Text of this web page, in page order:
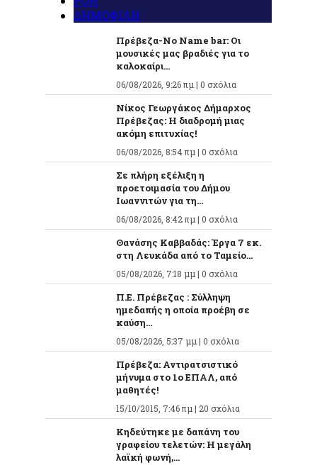
ΔΗΜΟΦΙΛΗ
Πρέβεζα-No Name bar: Οι
μουσικές μας βραδιές για το
καλοκαίρι...
06/08/2026, 9:26 πμ | 0 σχόλια
Νίκος Γεωργάκος Δήμαρχος
Πρέβεζας: Η διαδρομή μιας
ακόμη επιτυχίας!
06/08/2026, 8:54 πμ | 0 σχόλια
Σε πλήρη εξέλιξη η
προετοιμασία του Δήμου
Ιωαννιτών για τη...
06/08/2026, 8:42 πμ | 0 σχόλια
Θανάσης Καββαδάς: Έργα 7 εκ.
στη Λευκάδα από το Ταμείο...
05/08/2026, 7:18 μμ | 0 σχόλια
Π.Ε. Πρέβεζας : Σύλληψη
ημεδαπής η οποία προέβη σε
καύση...
05/08/2026, 5:37 μμ | 0 σχόλια
Πρέβεζα: Αντιρατσιστικό
μήνυμα στο 1ο ΕΠΑΛ, από
μαθητές!
15/10/2015, 7:46 πμ | 20 σχόλια
Κηδεύτηκε με δαπάνη του
γραφείου τελετών: Η μεγάλη
λαϊκή φωνή,...